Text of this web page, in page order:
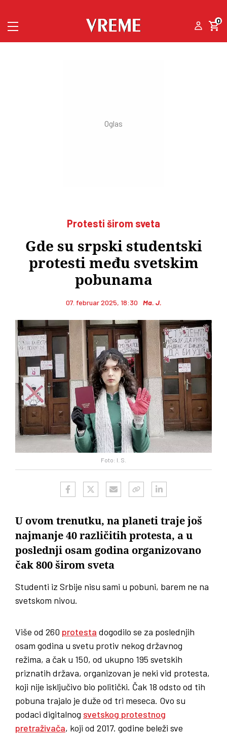
0
Protesti širom sveta
Gde su srpski studentski
protesti među svetskim
pobunama
07. februar 2025, 18:30 Ma. J.
Foto: l. S.
U ovom trenutku, na planeti traje još
najmanje 40 različitih protesta, a u
poslednji osam godina organizovano
čak 800 širom sveta
Studenti iz Srbije nisu sami u pobuni, barem ne na
svetskom nivou.
Više od 260 protesta dogodilo se za poslednjih
osam godina u svetu protiv nekog državnog
režima, a čak u 150, od ukupno 195 svetskih
priznatih država, organizovan je neki vid protesta,
koji nije isključivo bio politički. Čak 18 odsto od tih
pobuna trajalo je duže od tri meseca. Ovo su
podaci digitalnog svetskog protestnog
pretraživača, koji od 2017. godine beleži sve